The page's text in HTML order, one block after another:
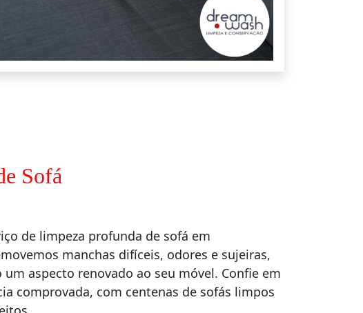
Sofá
de limpeza profunda de sofá em
manchas difíceis, odores e sujeiras,
aspecto renovado ao seu móvel. Confie em
comprovada, com centenas de sofás limpos